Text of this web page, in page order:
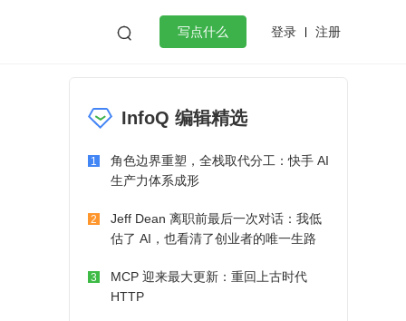
 写点什么 登录 注册
微服务架构 flutter
InfoQ 编辑精选
1
角色边界重塑，全栈取代分工：快手 AI
生产力体系成形
2
Jeff Dean 离职前最后一次对话：我低
估了 AI，也看清了创业者的唯一生路
3
MCP 迎来最大更新：重回上古时代
HTTP